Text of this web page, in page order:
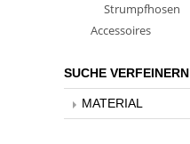
Strumpfhosen
Accessoires
SUCHE VERFEINERN
MATERIAL